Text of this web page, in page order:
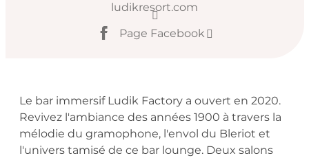
ludikresort.com
Page Facebook
Description
Le bar immersif Ludik Factory a ouvert en 2020.
Revivez l'ambiance des années 1900 à travers la
mélodie du gramophone, l'envol du Bleriot et
l'univers tamisé de ce bar lounge. Deux salons